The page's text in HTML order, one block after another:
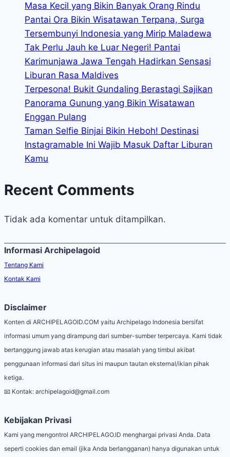
Masa Kecil yang Bikin Banyak Orang Rindu
Pantai Ora Bikin Wisatawan Terpana, Surga
Tersembunyi Indonesia yang Mirip Maladewa
Tak Perlu Jauh ke Luar Negeri! Pantai
Karimunjawa Jawa Tengah Hadirkan Sensasi
Liburan Rasa Maldives
Terpesona! Bukit Gundaling Berastagi Sajikan
Panorama Gunung yang Bikin Wisatawan
Enggan Pulang
Taman Selfie Binjai Bikin Heboh! Destinasi
Instagramable Ini Wajib Masuk Daftar Liburan
Kamu
Recent Comments
Tidak ada komentar untuk ditampilkan.
Informasi Archipelagoid
Tentang Kami
Kontak Kami
Disclaimer
Konten di ARCHIPELAGOID.COM yaitu Archipelago Indonesia bersifat
informasi umum yang dirampung dari sumber-sumber terpercaya. Kami tidak
bertanggung jawab atas kerugian atau masalah yang timbul akibat
penggunaan informasi dari situs ini maupun tautan eksternal/iklan pihak
ketiga.
📧 Kontak: archipelagoid@gmail.com
Kebijakan Privasi
Kami yang mengontrol ARCHIPELAGO.ID menghargai privasi Anda. Data
seperti cookies dan email (jika Anda berlangganan) hanya digunakan untuk